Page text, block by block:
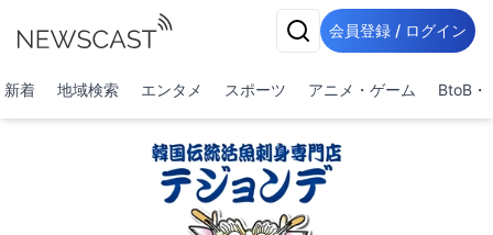
会員登録 / ログイン
新着 地域検索 エンタメ スポーツ アニメ・ゲーム BtoB・